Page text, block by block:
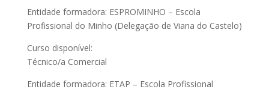
Entidade formadora: ESPROMINHO – Escola
Profissional do Minho (Delegação de Viana do Castelo)
Curso disponível:
Técnico/a Comercial
Entidade formadora: ETAP – Escola Profissional